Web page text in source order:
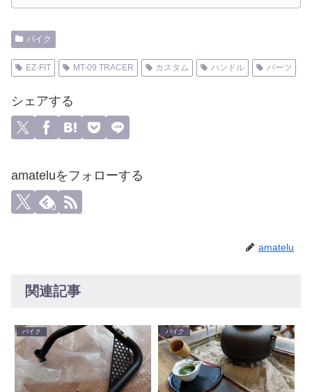
バイク
EZ-FIT MT-09 TRACER カスタム ハンドル パーツ
シェアする
amateluをフォローする
0
amatelu
関連記事
バイク バイク